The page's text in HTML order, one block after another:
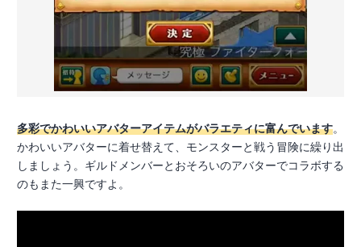
多彩でかわいいアバターアイテムがバラエティに富んでいます。
かわいいアバターに着せ替えて、モンスターと戦う冒険に繰り出
しましょう。ギルドメンバーとおそろいのアバターでコラボする
のもまた一興ですよ。